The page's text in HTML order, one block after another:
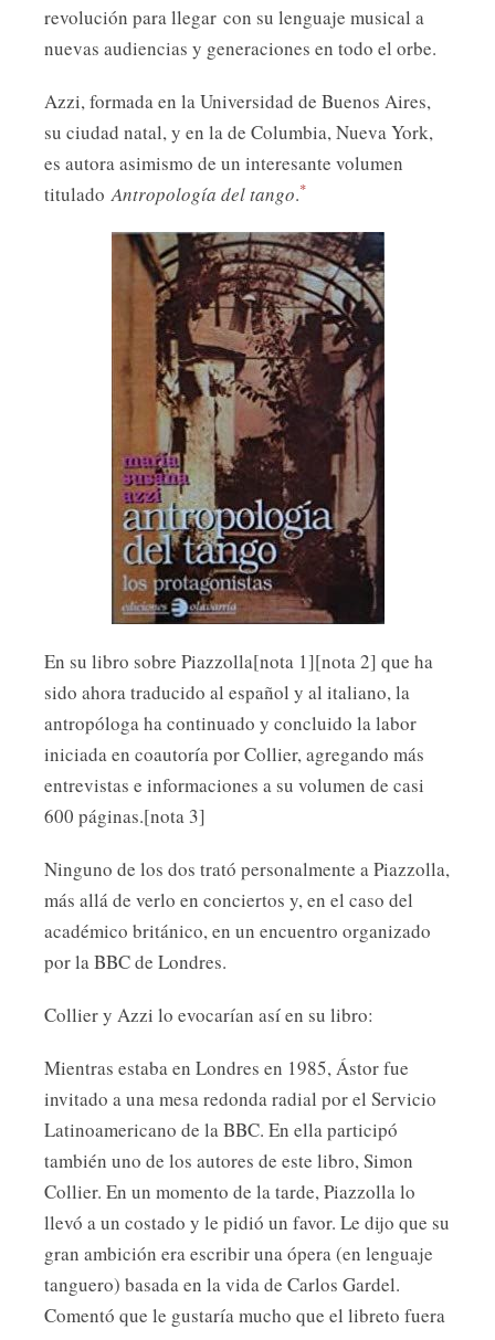
revolución para llegar con su lenguaje musical a
nuevas audiencias y generaciones en todo el orbe.
Azzi, formada en la Universidad de Buenos Aires,
su ciudad natal, y en la de Columbia, Nueva York,
es autora asimismo de un interesante volumen
tituladoAntropología del tango.*
En su libro sobre Piazzolla[nota 1][nota 2] que ha
sido ahora traducido al español y al italiano, la
antropóloga ha continuado y concluido la labor
iniciada en coautoría por Collier, agregando más
entrevistas e informaciones a su volumen de casi
600 páginas.[nota 3]
Ninguno de los dos trató personalmente a Piazzolla,
más allá de verlo en conciertos y, en el caso del
académico británico, en un encuentro organizado
por la BBC de Londres.
Collier y Azzi lo evocarían así en su libro:
Mientras estaba en Londres en 1985, Ástor fue
invitado a una mesa redonda radial por el Servicio
Latinoamericano de la BBC. En ella participó
también uno de los autores de este libro, Simon
Collier. En un momento de la tarde, Piazzolla lo
llevó a un costado y le pidió un favor. Le dijo que su
gran ambición era escribir una ópera (en lenguaje
tanguero) basada en la vida de Carlos Gardel.
Comentó que le gustaría mucho que el libreto fuera